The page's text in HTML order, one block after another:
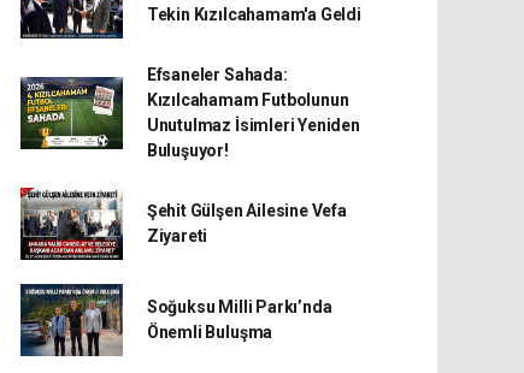
Tekin Kızılcahamam'a Geldi
Efsaneler Sahada:
Kızılcahamam Futbolunun
Unutulmaz İsimleri Yeniden
Buluşuyor!
Şehit Gülşen Ailesine Vefa
Ziyareti
Soğuksu Milli Parkı’nda
Önemli Buluşma